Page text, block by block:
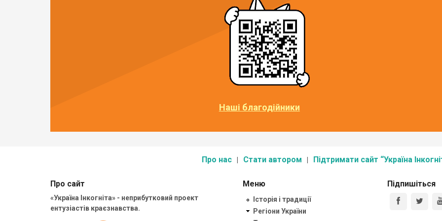
Наші благодійники
Про нас Стати автором Підтримати сайт “Україна
Про сайт
«Україна Інкогніта» - неприбутковий проект
ентузіастів краєзнавства.
Меню
Історія і традиції
Регіони України
Підпишіться